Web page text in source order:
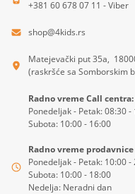
+381 60 678 07 11 - Viber
shop@4kids.rs
Matejevački put 35a,
(raskršće sa Somborskim
Radno vreme Call centra:
Ponedeljak - Petak: 08:30 -
Subota: 10:00 - 16:00
Radno vreme
Ponedeljak - Petak: 10:00 -
Subota: 10:00 - 18:00
Nedelja: Neradni dan